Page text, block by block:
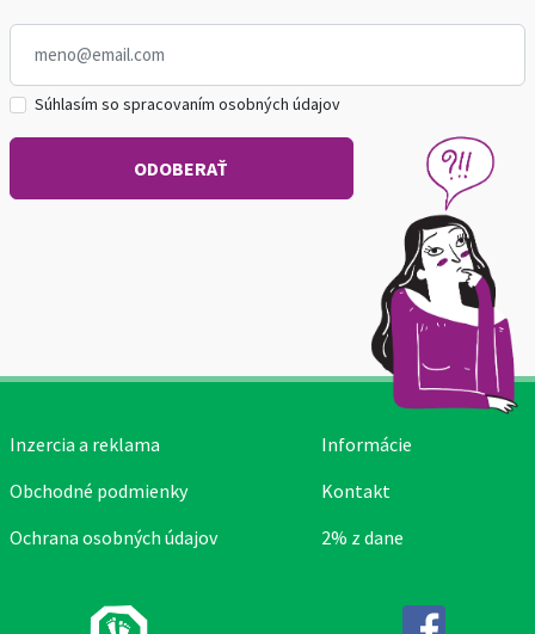
Súhlasím so spracovaním osobných údajov
Inzercia a reklama
Obchodné podmienky
Ochrana osobných údajov
Informácie
Kontakt
2% z dane